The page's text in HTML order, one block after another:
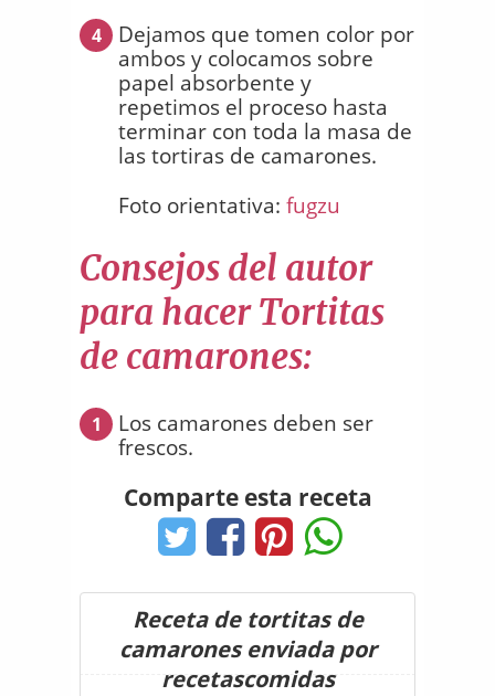
4
Dejamos que tomen color por
ambos y colocamos sobre
papel absorbente y
repetimos el proceso hasta
terminar con toda la masa de
las tortiras de camarones.
Foto orientativa: fugzu
Consejos del autor
para hacer Tortitas
de camarones:
1
Los camarones deben ser
frescos.
Comparte esta receta
Receta de tortitas de
camarones enviada por
recetascomidas